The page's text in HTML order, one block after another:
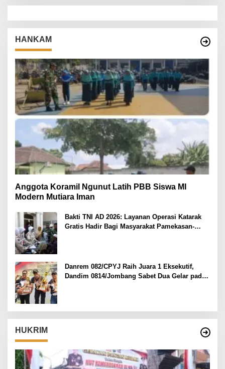
HANKAM
Anggota Koramil Ngunut Latih PBB Siswa MI
Modern Mutiara Iman
Bakti TNI AD 2026: Layanan Operasi Katarak
Gratis Hadir Bagi Masyarakat Pamekasan-
Danrem 082/CPYJ Raih Juara 1 Eksekutif,
Dandim 0814/Jombang Sabet Dua Gelar pada
HUKRIM